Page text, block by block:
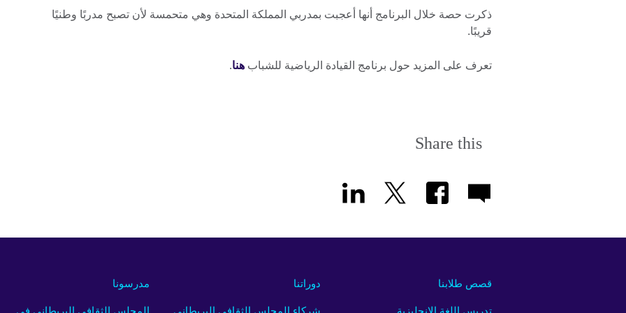
ذكرت حصة خلال البرنامج أنها أعجبت بمدربي المملكة المتحدة وهي متحمسة لأن تصبح مدربًا وطنيًا
قريبًا.
تعرف على المزيد حول برنامج القيادة الرياضية للشباب هنا.
Share this
مدرسونا دوراتنا قصص طلابنا
المجلس الثقافي البريطاني في شركاء المجلس الثقافي البريطاني تدريس اللغة الإنجليزية